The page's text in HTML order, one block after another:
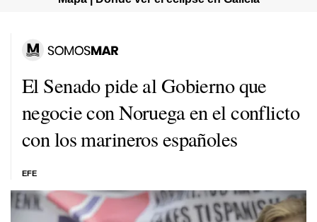
El Senado pide al Gobierno que
negocie con Noruega en el conflicto
con los marineros españoles
EFE